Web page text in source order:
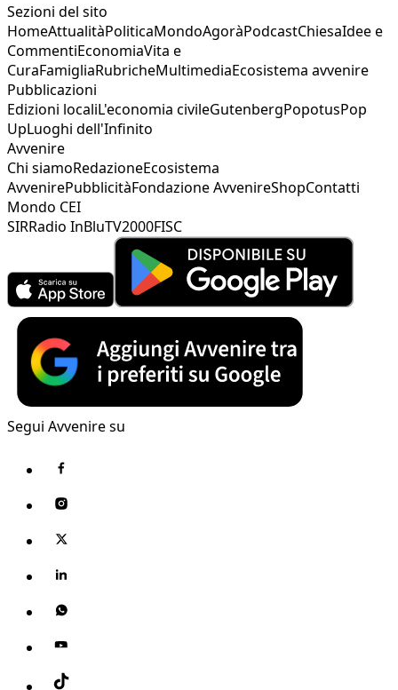
Sezioni del sito
HomeAttualitàPoliticaMondoAgoràPodcastChiesaIdee e
CommentiEconomiaVita e
CuraFamigliaRubricheMultimediaEcosistema avvenire
Pubblicazioni
Edizioni localiL'economia civileGutenbergPopotusPop
UpLuoghi dell'Infinito
Avvenire
Chi siamoRedazioneEcosistema
AvvenirePubblicitàFondazione AvvenireShopContatti
Mondo CEI
SIRRadio InBluTV2000FISC
Segui Avvenire su